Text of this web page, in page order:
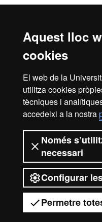
Aquest lloc
cookies
El web de la
utilitza cookies
tècniques i
accedeixi a la nostra
Només
necessari
Configurar
Permetre
Jose Lull Garcia
Centres
Institut Interuniversitari
Inici Avís legal
Sobre el web
2026